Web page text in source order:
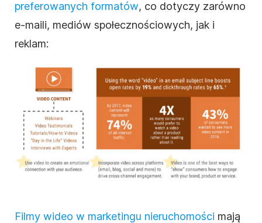
preferowanych formatów, co dotyczy zarówno
e-maili, mediów społecznościowych, jak i
reklam:
Filmy wideo w marketingu nieruchomości mają